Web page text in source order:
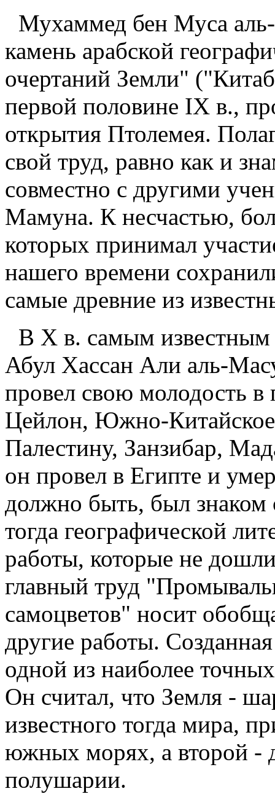
Мухаммед бен Муса
камень арабской
очертаний Земли"
первой половине IX в.,
открытия Птолемея.
свой труд, равно как и
совместно с другими
Мамуна. К несчастью,
которых принимал
нашего времени
самые древние из
В X в. самым известным
Абул Хассан Али аль-
провел свою молодость
Цейлон, Южно-
Палестину, Занзибар,
он провел в Египте и
должно быть, был
тогда географической
работы, которые не
главный труд
самоцветов" носит
другие работы.
одной из наиболее
Он считал, что Земля -
известного тогда мира,
южных морях, а второй -
полушарии.